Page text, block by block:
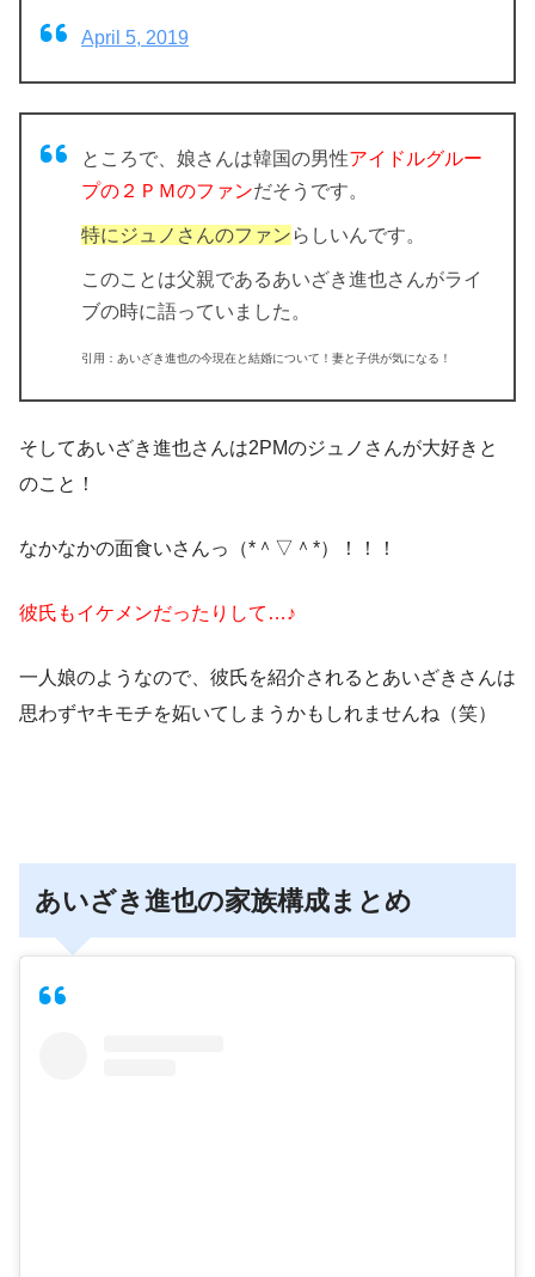
April 5, 2019
ところで、娘さんは韓国の男性アイドルグルー
プの２ＰＭのファンだそうです。
特にジュノさんのファンらしいんです。
このことは父親であるあいざき進也さんがライ
ブの時に語っていました。
引用：あいざき進也の今現在と結婚について！妻と子供が気になる！
そしてあいざき進也さんは2PMのジュノさんが大好きと
のこと！
なかなかの面食いさんっ（*＾▽＾*）！！！
彼氏もイケメンだったりして…♪
一人娘のようなので、彼氏を紹介されるとあいざきさんは
思わずヤキモチを妬いてしまうかもしれませんね（笑）
あいざき進也の家族構成まとめ